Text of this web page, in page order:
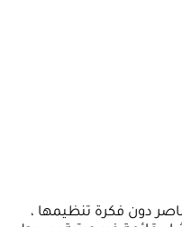
دون فكرة تنظيمها ،